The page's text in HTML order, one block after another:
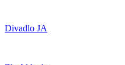
Divadlo JA